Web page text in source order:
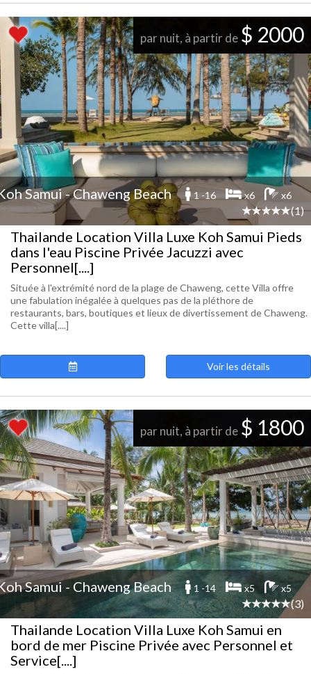
par nuit, à partir de $ 2000
Samui - Chaweng Beach 1 -16 x6 x6
(1)
Thailande Location Villa Luxe Koh Samui Pieds
dans l'eau Piscine Privée Jacuzzi avec
Personnel[....]
Située à l'extrémité nord de la plage de Chaweng, cette Villa offre
une fabulation inégalée à quelques pas de la pléthore de
restaurants, bars, boutiques et lieux de divertissement de Chaweng.
Cette villa[....]
Voir les détails
par nuit, à partir de $ 1800
Samui - Chaweng Beach 1 -14 x5 x5
(3)
Thailande Location Villa Luxe Koh Samui en
bord de mer Piscine Privée avec Personnel et
Service[....]